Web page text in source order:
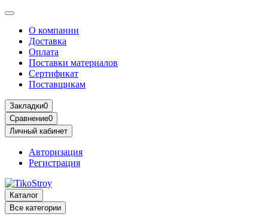
О компании
Доставка
Оплата
Поставки материалов
Сертификат
Поставщикам
Закладки0
Сравнение0
Личный кабинет
Авторизация
Регистрация
Каталог
Все категории